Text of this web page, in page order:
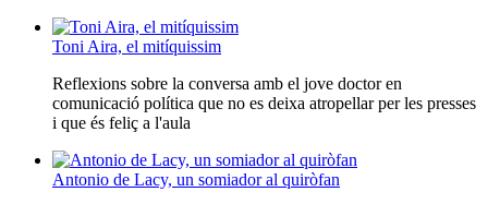
Toni Aira, el mitíquissim
Reflexions sobre la conversa amb el jove doctor en
comunicació política que no es deixa atropellar per les presses
i que és feliç a l'aula
Antonio de Lacy, un somiador al quiròfan